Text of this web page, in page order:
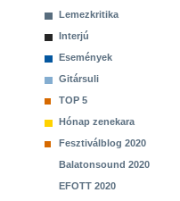
Lemezkritika
Interjú
Események
Gitársuli
TOP 5
Hónap zenekara
Fesztiválblog 2020
Balatonsound 2020
EFOTT 2020